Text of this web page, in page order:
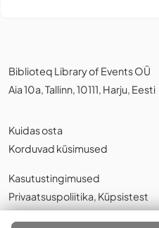
Biblioteq Library of Events OÜ
Aia 10a, Tallinn, 10111, Harju, Eesti
Kuidas osta
Korduvad küsimused
Kasutustingimused
Privaatsuspoliitika, Küpsistest